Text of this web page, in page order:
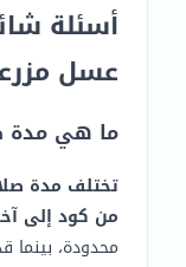
أسئلة
عسل
ما هي مدة
تختلف مدة
من كود إلى
محدودة، بينما